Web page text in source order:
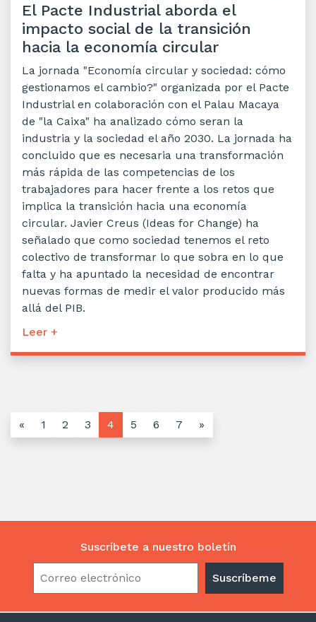
El Pacte Industrial aborda el
impacto social de la transición
hacia la economía circular
La jornada "Economía circular y sociedad: cómo
gestionamos el cambio?" organizada por el Pacte
Industrial en colaboración con el Palau Macaya
de "la Caixa" ha analizado cómo seran la
industria y la sociedad el año 2030. La jornada ha
concluido que es necesaria una transformación
más rápida de las competencias de los
trabajadores para hacer frente a los retos que
implica la transición hacia una economía
circular. Javier Creus (Ideas for Change) ha
señalado que como sociedad tenemos el reto
colectivo de transformar lo que sobra en lo que
falta y ha apuntado la necesidad de encontrar
nuevas formas de medir el valor producido más
allá del PIB.
Leer +
« 1 2 3 4 5 6 7 »
Suscríbete a nuestro boletín